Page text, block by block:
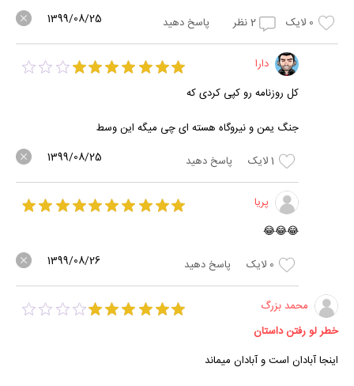
0 لایک 2نظر پاسخ دهید 1399/08/25
دارا
کل روزنامه رو کپی کردی که
جنگ یمن و نیروگاه هسته ای چی میگه این وسط
1لایک پاسخ دهید 1399/08/25
پریا
😂😂😂
0 لایک پاسخ دهید 1399/08/26
محمد بزرگ
خطر لو رفتن داستان
اینجا آبادان است و آبادان میماند